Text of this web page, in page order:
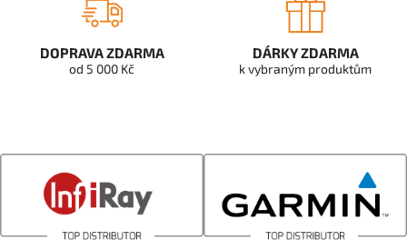
DOPRAVA ZDARMA
od 5 000 Kč
DÁRKY ZDARMA
k vybraným produktům